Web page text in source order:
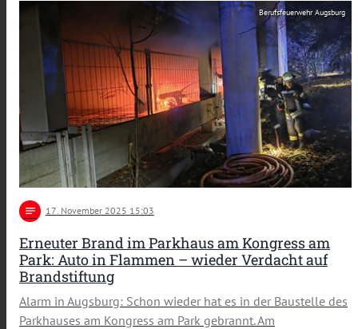
Berufsfeuerwehr Augsburg
notes 17. November 2025 15:03
Erneuter Brand im Parkhaus am Kongress am
Park: Auto in Flammen – wieder Verdacht auf
Brandstiftung
Alarm in Augsburg: Schon wieder hat es in der Baustelle des
Parkhauses am Kongress am Park gebrannt. Am